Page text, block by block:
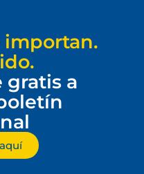
importan.
gratis a